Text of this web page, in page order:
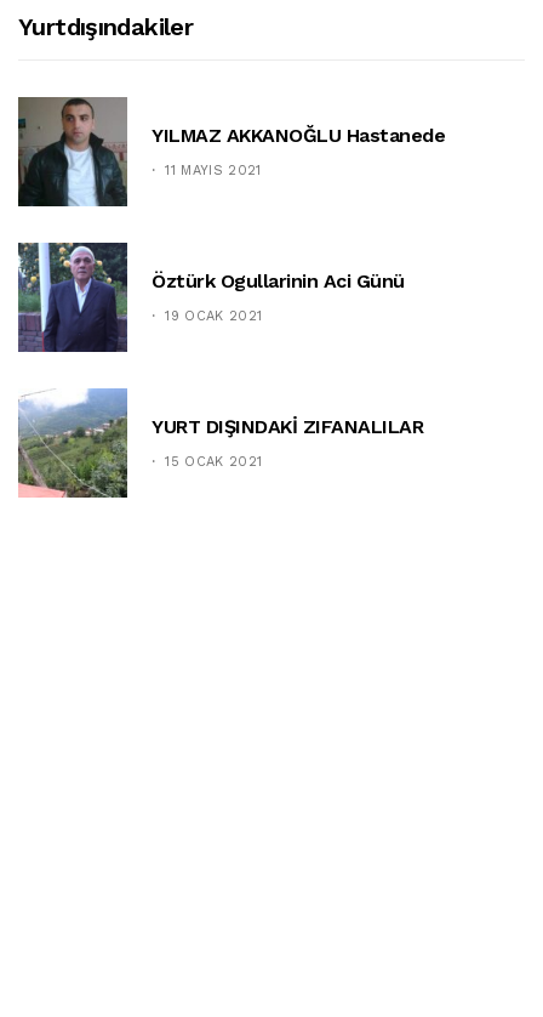
Yurtdışındakiler
YILMAZ AKKANOĞLU Hastanede
11 MAYIS 2021
Öztürk Ogullarinin Aci Günü
19 OCAK 2021
YURT DIŞINDAKİ ZIFANALILAR
15 OCAK 2021